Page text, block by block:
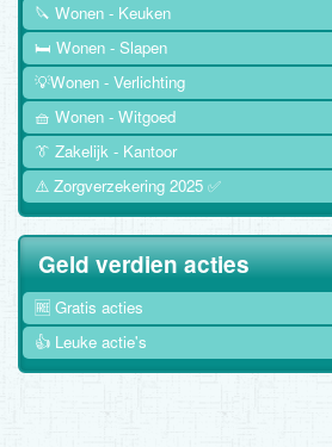
🔪 Wonen - Keuken
🛏️ Wonen - Slapen
💡Wonen - Verlichting
🧺 Wonen - Witgoed
👔 Zakelijk - Kantoor
⚠️ Zorgverzekering 2025 ✅
Geld verdien acties
🆓 Gratis acties
👍 Leuke actie's